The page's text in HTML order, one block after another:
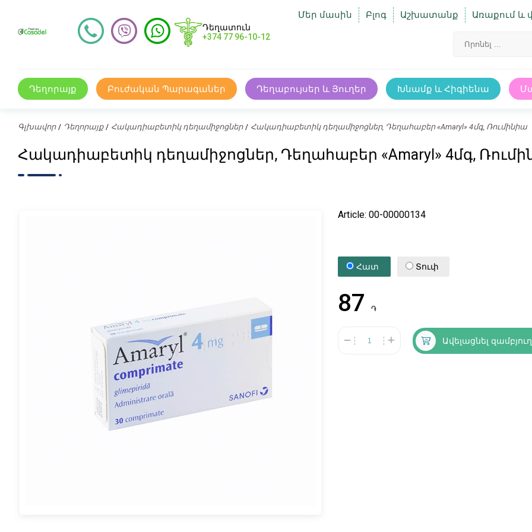
Դեղատուն
+374 77 96-10-12
Մեր մասին Բլոգ Աշխատանք Առաքում և
Դեղորայք Բուժական Պարագաներ Դեղաբույսեր և Յուղեր Խնամք և Հիգիենա
Գլխավոր Դեղորայք Հակադիաբետիկ դեղամիջոցներ Հակադիաբետիկ դեղամիջոցներ, Դեղահաբեր «Amaryl» 4մգ, Ռումինիա
Հակադիաբետիկ դեղամիջոցներ, Դեղահաբեր «Amaryl» 4մգ,
Article: 00-00000134
Հատ Տուփ
87֏
Ավելացնել զամբյուղ